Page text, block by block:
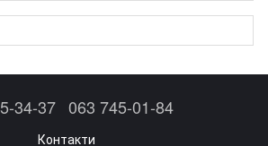
34-37 063 745-01-84
Контакти